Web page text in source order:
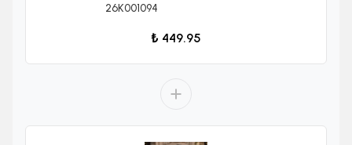
26K001094
₺ 449.95